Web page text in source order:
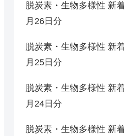
脱炭素・生物多様性 新
月26日分
脱炭素・生物多様性 新
月25日分
脱炭素・生物多様性 新
月24日分
脱炭素・生物多様性 新